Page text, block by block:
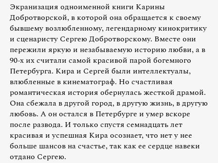
Экранизация одноименной книги Карины
Добротворской, в которой она обращается к своему
бывшему возлюбленному, легендарному кинокритику
и сценаристу Сергею Добротворскому. Вместе они
пережили яркую и незабываемую историю любви, а в
90-х их считали самой красивой парой богемного
Петербурга. Кира и Сергей были интеллектуалы,
влюбленные в кинематограф. Но счастливая
романтическая история обернулась жесткой драмой.
Она сбежала в другой город, в другую жизнь, в другую
любовь. А он остался в Петербурге и умер вскоре
после развода. И только спустя семнадцать лет
красивая и успешная Кира осознает, что нет у нее
больше шансов на счастье, так как ее сердце навеки
отдано Сергею.